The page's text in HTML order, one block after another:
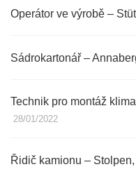
Operátor ve výrobě –
Sádrokartonář –
Technik pro montáž
28/01/2022
Řidič kamionu –